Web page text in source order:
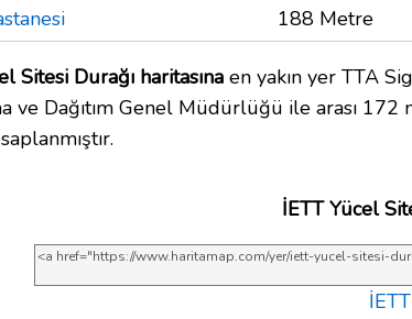
188 Metre
Sitesi Durağı haritasına en yakın yer TTA
ve Dağıtım Genel Müdürlüğü ile arası 172
İETT Yücel